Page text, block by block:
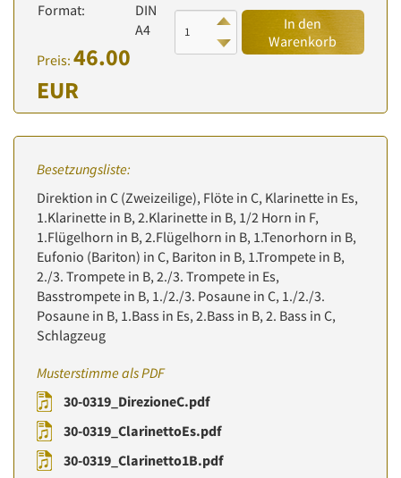
Format:
DIN
A4
Preis: 46.00
EUR
In den
Warenkorb
Besetzungsliste:
Direktion in C (Zweizeilige), Flöte in C, Klarinette in Es,
1.Klarinette in B, 2.Klarinette in B, 1/2 Horn in F,
1.Flügelhorn in B, 2.Flügelhorn in B, 1.Tenorhorn in B,
Eufonio (Bariton) in C, Bariton in B, 1.Trompete in B,
2./3. Trompete in B, 2./3. Trompete in Es,
Basstrompete in B, 1./2./3. Posaune in C, 1./2./3.
Posaune in B, 1.Bass in Es, 2.Bass in B, 2. Bass in C,
Schlagzeug
Musterstimme als PDF
30-0319_DirezioneC.pdf
30-0319_ClarinettoEs.pdf
30-0319_Clarinetto1B.pdf